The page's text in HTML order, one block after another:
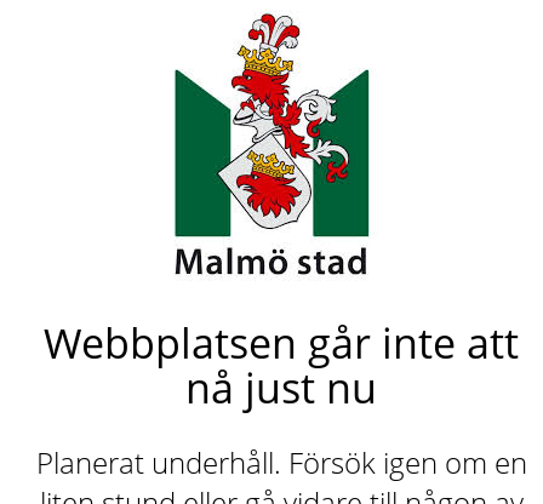
Webbplatsen går inte att
nå just nu
Planerat underhåll. Försök igen om en